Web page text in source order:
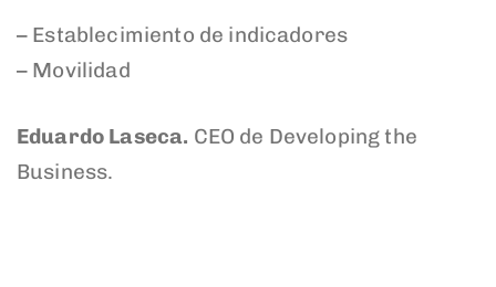
– Establecimiento de indicadores
– Movilidad
Eduardo Laseca. CEO de Developing the
Business.